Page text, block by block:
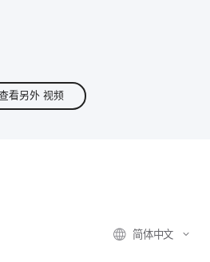
看另外 视频
简体​中文